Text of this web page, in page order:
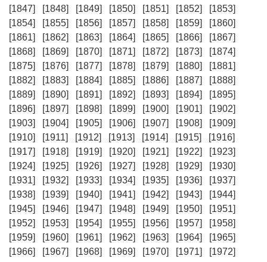
[1847]
[1848] [1849] [1850] [1851] [1852]
[1853]
[1854]
[1855] [1856] [1857] [1858] [1859]
[1860]
[1861]
[1862] [1863] [1864] [1865] [1866]
[1867]
[1868]
[1869] [1870] [1871] [1872] [1873]
[1874]
[1875]
[1876] [1877] [1878] [1879] [1880]
[1881]
[1882]
[1883] [1884] [1885] [1886] [1887]
[1888]
[1889]
[1890] [1891] [1892] [1893] [1894]
[1895]
[1896]
[1897] [1898] [1899] [1900] [1901]
[1902]
[1903]
[1904] [1905] [1906] [1907] [1908]
[1909]
[1910]
[1911] [1912] [1913] [1914] [1915]
[1916]
[1917]
[1918] [1919] [1920] [1921] [1922]
[1923]
[1924]
[1925] [1926] [1927] [1928] [1929]
[1930]
[1931]
[1932] [1933] [1934] [1935] [1936]
[1937]
[1938]
[1939] [1940] [1941] [1942] [1943]
[1944]
[1945]
[1946] [1947] [1948] [1949] [1950]
[1951]
[1952]
[1953] [1954] [1955] [1956] [1957]
[1958]
[1959]
[1960] [1961] [1962] [1963] [1964]
[1965]
[1966]
[1967] [1968] [1969] [1970] [1971]
[1972]